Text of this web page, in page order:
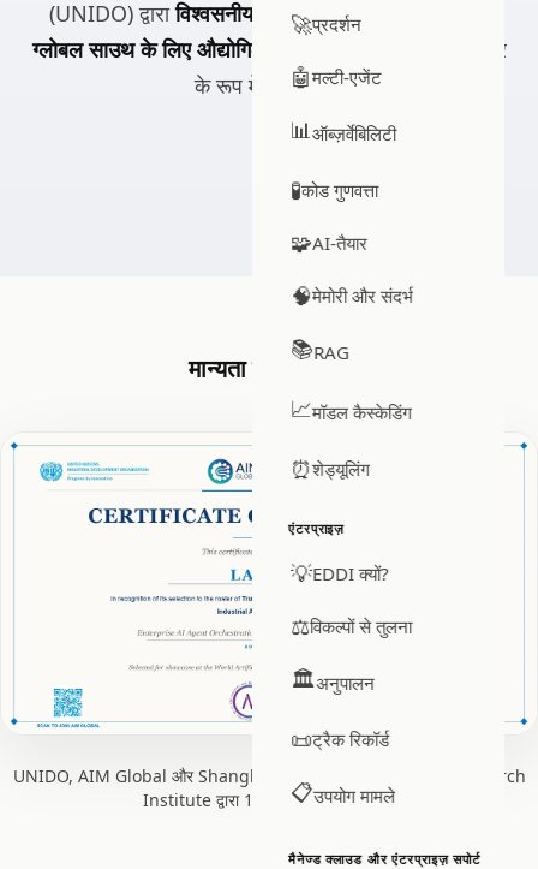
🚀प्रदर्शन
🤖मल्टी-एजेंट
📊ऑब्ज़र्वेबिलिटी
🧪कोड गुणवत्ता
🧩AI-तैयार
🧠मेमोरी और संदर्भ
📚RAG
📈मॉडल कैस्केडिंग
⏰शेड्यूलिंग
एंटरप्राइज़
💡EDDI क्यों?
⚖️विकल्पों से तुलना
🏛️अनुपालन
📜ट्रैक रिकॉर्ड
📋उपयोग मामले
मैनेज्ड क्लाउड और एंटरप्राइज़ सपोर्ट
(UNIDO) द्वाराविश्वसनीय साझेदारों के लिए वैश्विक पुकार,
ग्लोबल साउथ के लिए औद्योगिक AI
के तहत विश्वसनीय साझेदार
के रूप में चुना गया।
मान्यता प्रमाण पत्र
UNIDO, AIM Global और Shanghai Artificial Intelligence Research
Institute द्वारा 19 जून 2026 को जारी।